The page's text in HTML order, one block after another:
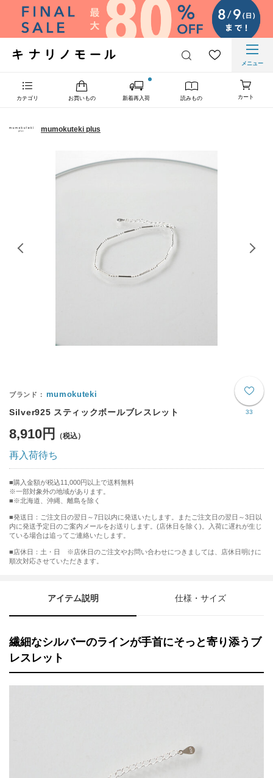
メニュー
カテゴリ お買いもの 新着再入荷 読みもの カート
mumokuteki plus
33
mumokuteki
Silver925 スティックボールブレスレット
8,910円
再入荷待ち
購入金額が税込11,000円以上で送料無料
※一部対象外の地域があります。
※北海道、沖縄、離島を除く
■発送日：ご注文日の翌日～7日以内に発送いたします。またご注文日の翌日～3日以
内に発送予定日のご案内メールをお送りします。(店休日を除く)。入荷に遅れが生じ
ている場合は追ってご連絡いたします。
■店休日：土・日 ※店休日のご注文やお問い合わせにつきましては、店休日明けに
順次対応させていただきます。
アイテム説明 仕様・サイズ
繊細なシルバーのラインが手首にそっと寄り添うブ
レスレット